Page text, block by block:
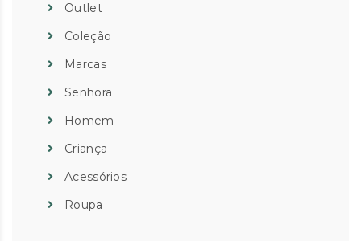
Outlet
Coleção
Marcas
Senhora
Homem
Criança
Acessórios
Roupa